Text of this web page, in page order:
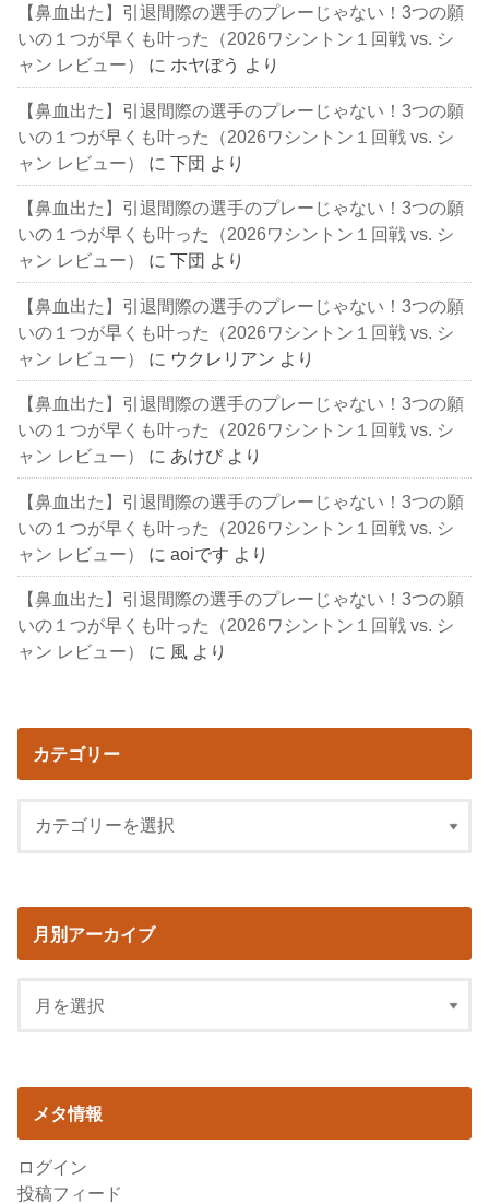
【鼻血出た】引退間際の選手のプレーじゃない！3つの願
いの１つが早くも叶った（2026ワシントン１回戦 vs. シ
ャン レビュー）
に ホヤぼう より
【鼻血出た】引退間際の選手のプレーじゃない！3つの願
いの１つが早くも叶った（2026ワシントン１回戦 vs. シ
ャン レビュー）
に下団 より
【鼻血出た】引退間際の選手のプレーじゃない！3つの願
いの１つが早くも叶った（2026ワシントン１回戦 vs. シ
ャン レビュー）
に下団 より
【鼻血出た】引退間際の選手のプレーじゃない！3つの願
いの１つが早くも叶った（2026ワシントン１回戦 vs. シ
ャン レビュー）
に ウクレリアン より
【鼻血出た】引退間際の選手のプレーじゃない！3つの願
いの１つが早くも叶った（2026ワシントン１回戦 vs. シ
ャン レビュー）
に あけび より
【鼻血出た】引退間際の選手のプレーじゃない！3つの願
いの１つが早くも叶った（2026ワシントン１回戦 vs. シ
ャン レビュー）
にaoiです より
【鼻血出た】引退間際の選手のプレーじゃない！3つの願
いの１つが早くも叶った（2026ワシントン１回戦 vs. シ
ャン レビュー）
に 風 より
カテゴリー
月別アーカイブ
メタ情報
ログイン
投稿フィード